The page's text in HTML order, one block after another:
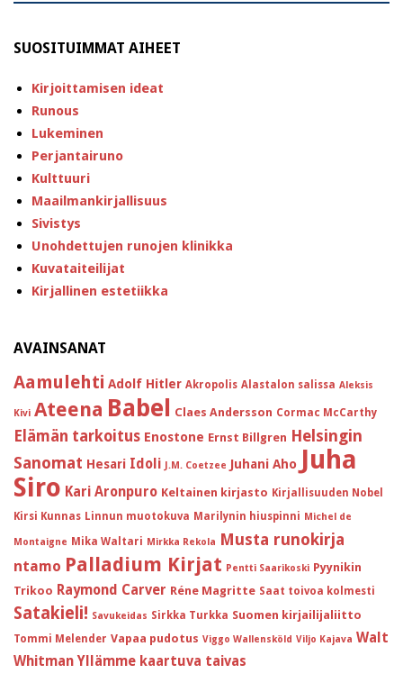
SUOSITUIMMAT AIHEET
Kirjoittamisen ideat
Runous
Lukeminen
Perjantairuno
Kulttuuri
Maailmankirjallisuus
Sivistys
Unohdettujen runojen klinikka
Kuvataiteilijat
Kirjallinen estetiikka
AVAINSANAT
Aamulehti Adolf Hitler Akropolis Alastalon salissa Aleksis
Kivi Ateena Babel Claes Andersson Cormac McCarthy
Elämän tarkoitus Enostone Ernst Billgren Helsingin
Sanomat Hesari Idoli J.M. Coetzee Juhani Aho Juha
Siro Kari Aronpuro Keltainen kirjasto Kirjallisuuden Nobel
Kirsi Kunnas Linnun muotokuva Marilynin hiuspinni Michel de
Montaigne Mika Waltari Mirkka Rekola Musta runokirja
ntamo Palladium Kirjat Pentti Saarikoski Pyynikin
Trikoo Raymond Carver Réne Magritte Saat toivoa kolmesti
Satakieli! Savukeidas Sirkka Turkka Suomen kirjailijaliitto
Tommi Melender Vapaa pudotus Viggo Wallensköld Viljo Kajava Walt
Whitman Yllämme kaartuva taivas